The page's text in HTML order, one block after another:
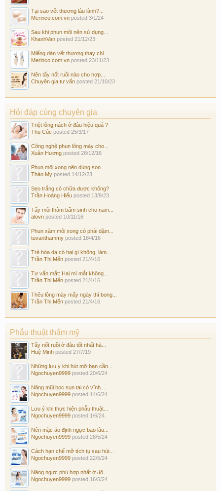
Tại sao vết thương lâu lành?...
Merinco.com.vn posted 3/1/24
Sau khi phun môi nên sử dụng...
KhanhVan posted 21/12/23
Miếng dán vết thương thay chỉ...
Merinco.com.vn posted 23/11/23
Nên tẩy nốt ruồi nào cho hợp...
Chuyên gia tư vấn posted 21/10/23
Hỏi đáp cùng chuyên gia
Triệt lông nách ở đâu hiệu quả ?
Thu Cúc posted 25/3/17
Công nghệ phun lông mày cho...
Xuân Hương posted 28/12/16
Phun môi xong nên dùng son...
Thảo My posted 14/12/23
Sẹo trắng có chữa được không?
Trần Hoàng Hiếu posted 13/9/23
Tẩy môi thâm bẩm sinh cho nam...
alovn posted 10/11/16
Phun xăm môi xong có phải dặm...
tuvanthammy posted 18/4/16
Trẻ hóa da có hại gì không, làm...
Trần Thị Mến posted 21/4/16
Tư vấn mắt: Hai mí mắt không...
Trần Thị Mến posted 21/4/16
Thêu lông mày mấy ngày thì bong...
Trần Thị Mến posted 21/4/16
Phẫu thuật thẩm mỹ
Tẩy nốt ruồi ở đâu tốt nhất hà...
Huệ Minh posted 27/7/19
Những lưu ý khi hút mỡ bạn cần...
Ngochuyen9999 posted 20/6/24
Nâng mũi bọc sụn tai có vĩnh...
Ngochuyen9999 posted 14/6/24
Lưu ý khi thực hiện phẫu thuật...
Ngochuyen9999 posted 1/6/24
Nên mặc áo định ngực bao lâu...
Ngochuyen9999 posted 28/5/24
Cách hạn chế mỡ tích tụ sau hút...
Ngochuyen9999 posted 22/5/24
Nâng ngực phù hợp nhất ở độ...
Ngochuyen9999 posted 16/5/24